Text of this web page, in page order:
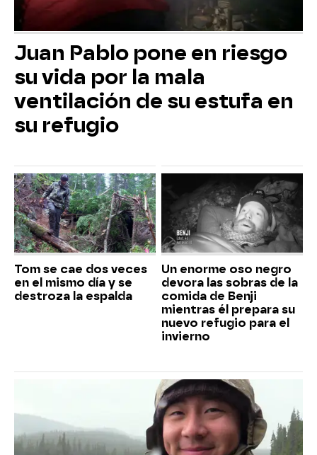
Juan Pablo pone en riesgo
su vida por la mala
ventilación de su estufa en
su refugio
Tom se cae dos veces
en el mismo día y se
destroza la espalda
Un enorme oso negro
devora las sobras de la
comida de Benji
mientras él prepara su
nuevo refugio para el
invierno